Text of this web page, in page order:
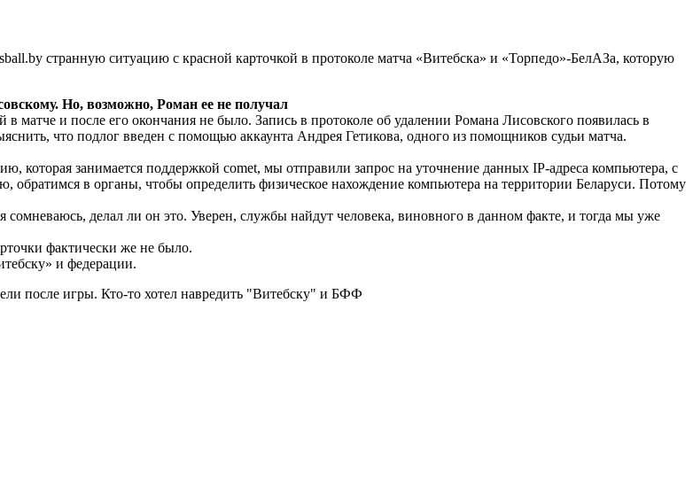
странную ситуацию с красной карточкой в протоколе матча «Витебска» и «Торпедо»-БелАЗа, которую
Но, возможно, Роман ее не получал
матче и после его окончания не было. Запись в протоколе об удалении Романа Лисовского появилась в
что подлог введен с помощью аккаунта Андрея Гетикова, одного из помощников судьи матча.
которая занимается поддержкой comet, мы отправили запрос на уточнение данных IP-адреса компьютера, с
в органы, чтобы определить физическое нахождение компьютера на территории Беларуси. Потому
делал ли он это. Уверен, службы найдут человека, виновного в данном факте, и тогда мы уже
фактически же не было.
и федерации.